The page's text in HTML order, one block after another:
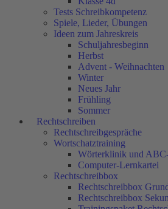
Tests Schreibkompetenz
Spiele, Lieder, Übungen
Ideen zum Jahreskreis
Schuljahresbeginn
Herbst
Advent - Weihnachten
Winter
Neues Jahr
Frühling
Sommer
Rechtschreiben
Rechtschreibgespräche
Wortschatztraining
Wörterklinik und
Computer-Lernkartei
Rechtschreibbox
Rechtschreibbox
Rechtschreibbox